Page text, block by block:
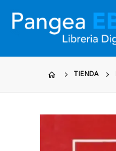
TIENDA